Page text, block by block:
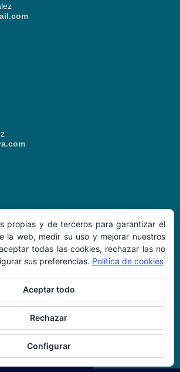
08/2026
propias y de terceros para garantizar el
la web, medir su uso y mejorar nuestros
todas las cookies, rechazar las no
sus preferencias. Política de cookies
Aceptar todo
Rechazar
Configurar